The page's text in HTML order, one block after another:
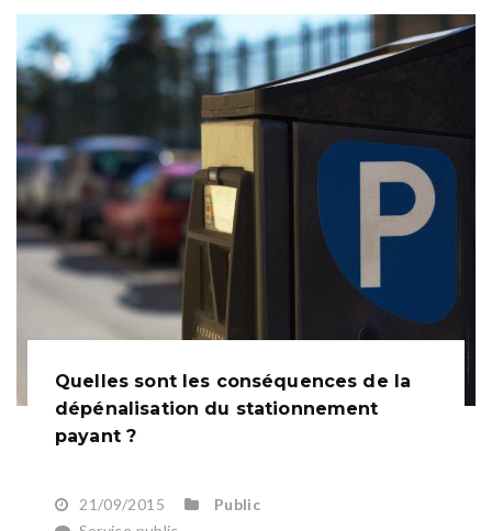
Quelles sont les conséquences de la
dépénalisation du stationnement
payant ?
21/09/2015
Public